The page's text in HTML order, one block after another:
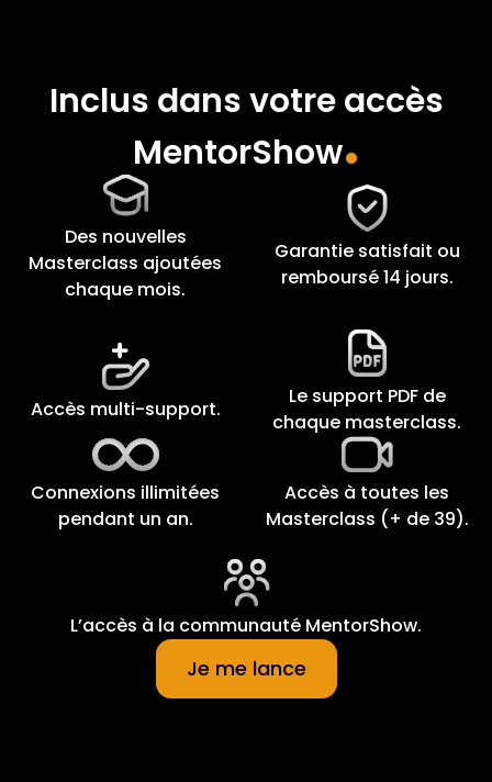
Inclus dans votre accès
MentorShow.
Des nouvelles
Masterclass ajoutées
chaque mois.
Garantie satisfait ou
remboursé 14 jours.
Accès multi-support.
Le support PDF de
chaque masterclass.
Connexions illimitées
pendant un an.
Accès à toutes les
Masterclass (+ de 39).
L’accès à la communauté MentorShow.
Je me lance